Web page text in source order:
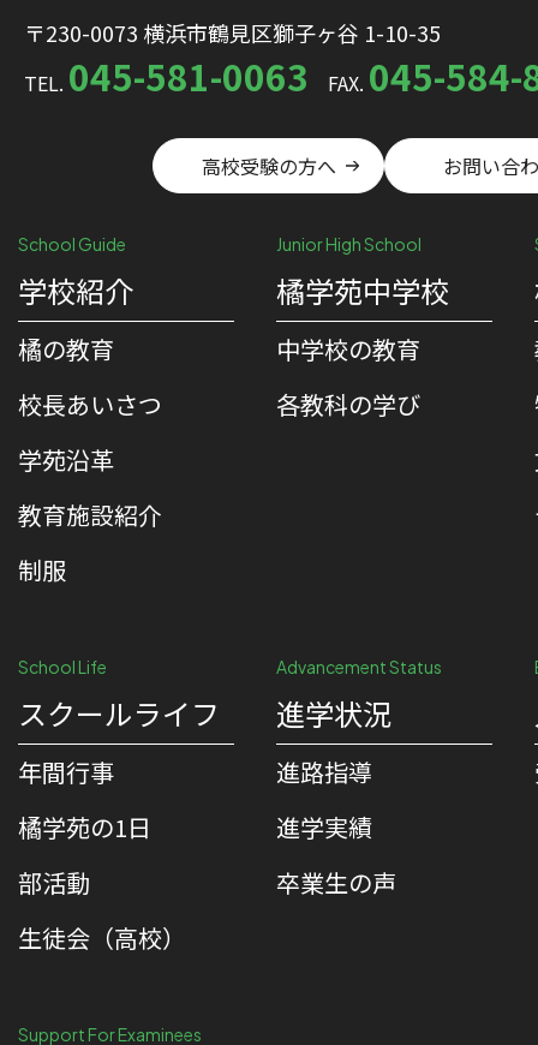
〒230-0073 横浜市鶴見区獅子ヶ谷 1-10-35
TEL. 045-581-0063 FAX. 045-584-
高校受験の方へ お問い合
School Guide
学校紹介
橘の教育
校⻑あいさつ
学苑沿革
教育施設紹介
制服
Junior High School
橘学苑中学校
中学校の教育
各教科の学び
School Life
スクールライフ
年間行事
橘学苑の1⽇
部活動
生徒会（高校）
Advancement Status
進学状況
進路指導
進学実績
卒業生の声
Support For Examinees